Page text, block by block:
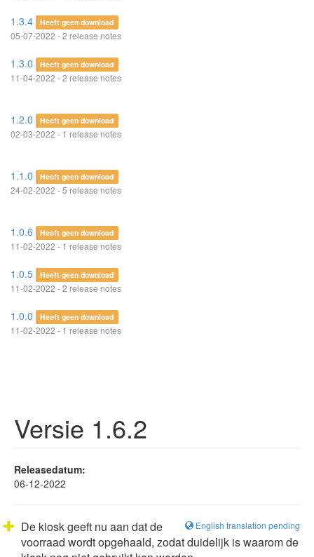
1.3.4 Heeft geen download
05-07-2022 - 2 release notes
1.3.0 Heeft geen download
11-04-2022 - 2 release notes
1.2.0 Heeft geen download
02-03-2022 - 1 release notes
1.1.0 Heeft geen download
24-02-2022 - 5 release notes
1.0.6 Heeft geen download
11-02-2022 - 1 release notes
1.0.5 Heeft geen download
11-02-2022 - 2 release notes
1.0.0 Heeft geen download
11-02-2022 - 1 release notes
Versie 1.6.2
Releasedatum:
06-12-2022
English translation pending
De kiosk geeft nu aan dat de
voorraad wordt opgehaald, zodat duidelijk is waarom de